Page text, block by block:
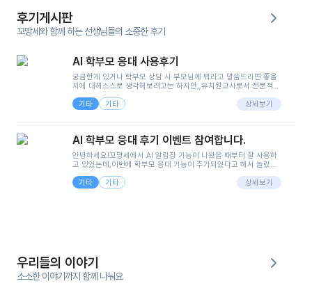
후기게시판
꼬망세와 함께 하는 선생님들의 소중한 후기
AI 학부모 응대 사용후기
궁금한게 있거나 학부모 상담 시 부모님께 뭐라고 말씀드리면 좋을
지에 대해스스로 생각해보려고는 하지만,,유치원교사로서 전문적인
려니 어려울때가...^^(저만 그런거 아니죠 ㅜㅜ)꼬망봇의 장점은 지
피티나 제미나이는 몇세이고 여자인지 남자인지 등그래도 좀 기본
정보를 제공하면서 물어봐야할 때가 있어그때마다 정보를 입력하는
으셔서 고민이 됐는데ai 학부모 응대를 써볼 수 있어서 좋았어요!앞
면..)그리고 제가 신입 때 이게 있었더라면 ㅜㅜㅜㅜ?응대 팁이 정말
좋은거 같아요지금은 그래도 아이들이 잘 이해 되지만초임 때는 정
말 어려워서 항상다른 선생님들께 도움을 요청했었거든요..ㅠ*일지
쓸 때도 좀 도움이 되는 거 같아요!
기타 기타 상세보기
AI 학부모 응대 후기 이벤트 참여합니다.
안녕하세요!꼬망세에서 AI 알림장 기능이 나왔을 때부터 잘 사용하
고 있었는데,이번에 학부모 응대 기능이 추가되었다고 해서 놀랐습
님 응대에 더 많은 부담을 느끼고 있습니다 ㅠㅠ이번에 제가 원에서
겪은 일과 학부모님께 전달드렸던 내용을 함께 보시고,저와 비슷한
을 많이 하는데,꼬망봇 덕분에 고민하는 시간을 줄이고 학부모님을
안심시킬 수 있었습니다.이 부분은 꼬망봇이 추가로 알려준 응대 tip
입니다.학부모님께 전화를 드리기 전에, 내용을 숙지하여 좀 더 전문
성 있는 교사가 되어 대화를 나눌 수 있었습니다.꼬망세 AI학부모 응
기타 기타 상세보기
우리들의 이야기
소소한 이야기까지 함께 나눠요